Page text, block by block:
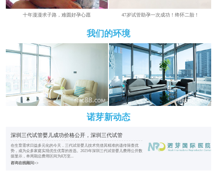
​​十年漫漫求子路，难圆好孕心愿 47岁试管助孕一次成功！终怀二胎！
我们的环境
诺芽新动态
深圳三代试管婴儿成功价格公开，深圳三代试管
在生育需求日益多元化的今天，三代试管婴儿技术凭借其精准的遗传筛查优
势，成为众多家庭实现优生优育的首选。2025年深圳三代试管婴儿费用公开数
据显示，单周期总费用区间为8万至...
咨询在线顾问>>